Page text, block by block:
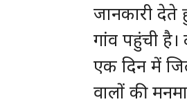
जानकारी देते
गांव पहुंची
एक दिन में
वालों की